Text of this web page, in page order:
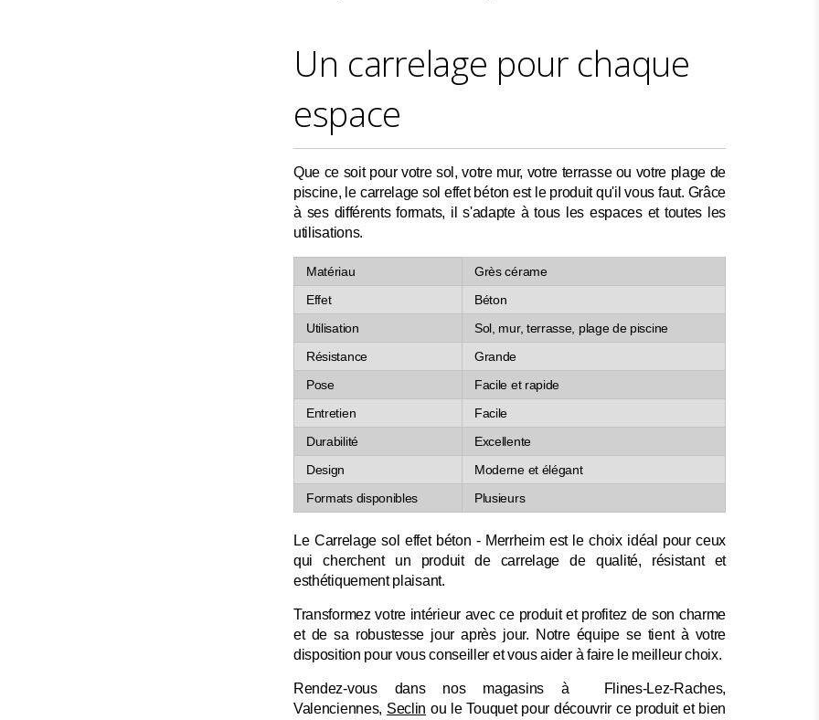
Un carrelage pour chaque
espace
Que ce soit pour votre sol, votre mur, votre terrasse ou votre plage de
piscine, le carrelage sol effet béton est le produit qu'il vous faut. Grâce
à ses différents formats, il s'adapte à tous les espaces et toutes les
utilisations.
Matériau
Grès cérame
Effet
Béton
Utilisation
Sol, mur, terrasse, plage de piscine
Résistance
Grande
Pose
Facile et rapide
Entretien
Facile
Durabilité
Excellente
Design
Moderne et élégant
Formats disponibles
Plusieurs
Le Carrelage sol effet béton - Merrheim est le choix idéal pour ceux
qui cherchent un produit de carrelage de qualité, résistant et
esthétiquement plaisant.
Transformez votre intérieur avec ce produit et profitez de son charme
et de sa robustesse jour après jour. Notre équipe se tient à votre
disposition pour vous conseiller et vous aider à faire le meilleur choix.
Rendez-vous dans nos magasins à Flines-Lez-Raches,
Valenciennes, Seclin ou le Touquet pour découvrir ce produit et bien